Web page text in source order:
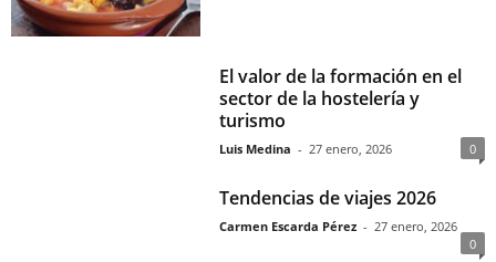
El valor de la formación en el
sector de la hostelería y
turismo
Luis Medina - 27 enero, 2026 0
Tendencias de viajes 2026
Carmen Escarda Pérez - 27 enero, 2026
0